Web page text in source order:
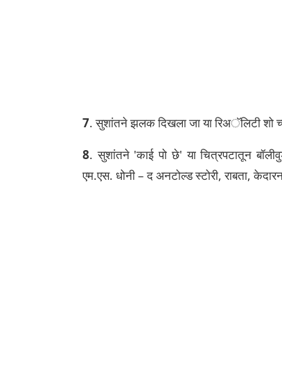
7. सुशांतने झलक दिखला जा या रिअॅलिटी शो च्या
8. सुशांतने 'काई पो छे' या चित्रपटातून
एम.एस. धोनी – द अनटोल्ड स्टोरी, राबता,